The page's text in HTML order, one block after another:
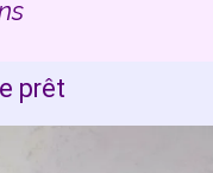
prêt